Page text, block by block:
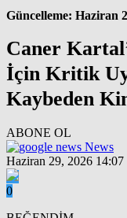
Güncelleme: Haziran
Caner
İçin Kritik
Kaybeden
ABONE OL
News
Haziran 29, 2026 14:07
0